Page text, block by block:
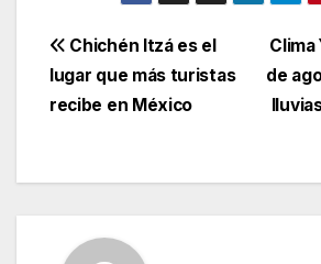
Navegación
de
Clima
de
Chichén Itzá es el
lugar que más turistas
recibe en México